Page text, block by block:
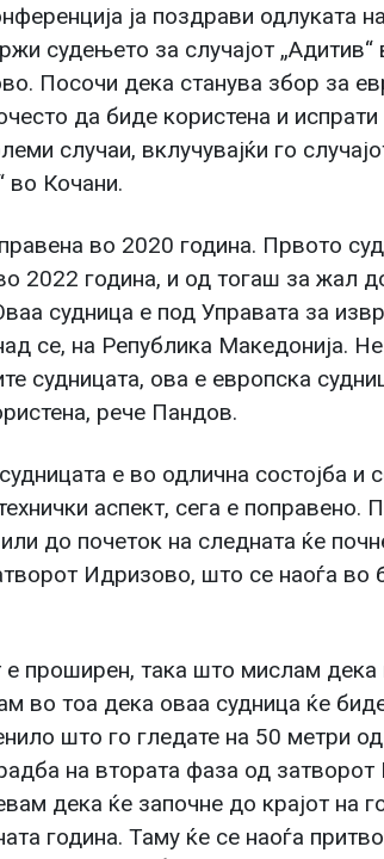
ја поздрави одлуката
судењето за случајот „Адитив“
Посочи дека станува збор за
да биде користена и
случаи, вклучувајќи го
во Кочани.
во 2020 година. Првото
2022 година, и од тогаш за жал
судница е под Управата за
се, на Република Македонија.
судницата, ова е европска
рече Пандов.
е во одлична состојба и
аспект, сега е поправено.
до почеток на следната ќе
Идризово, што се наоѓа во
е проширен, така што мислам
во тоа дека оваа судница ќе
што го гледате на 50 метри
на втората фаза од
дека ќе започне до крајот на
година. Таму ќе се наоѓа